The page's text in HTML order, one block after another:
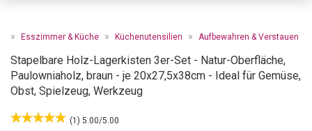
» Esszimmer & Küche » Küchenutensilien » Aufbewahren & Verstauen
Stapelbare Holz-Lagerkisten 3er-Set - Natur-Oberfläche,
Paulowniaholz, braun - je 20x27,5x38cm - Ideal für Gemüse,
Obst, Spielzeug, Werkzeug
(1) 5.00/5.00